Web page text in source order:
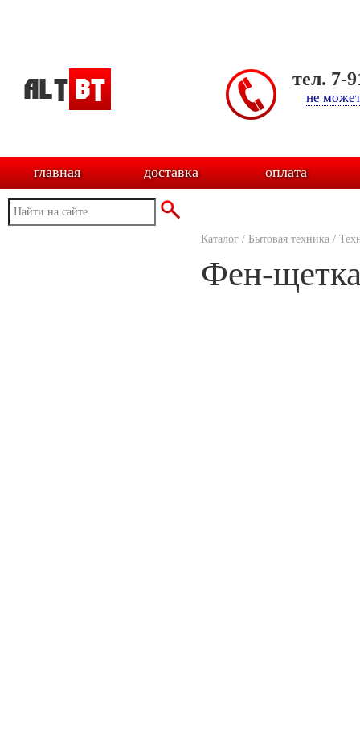
тел. 7-
не
главная доставка оплата
Каталог / Бытовая техника /
Фен-